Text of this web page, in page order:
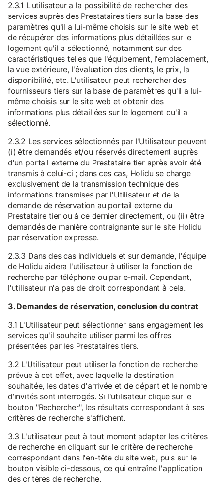
2.3.1 L'utilisateur a la possibilité de rechercher des
services auprès des Prestataires tiers sur la base des
paramètres qu'il a lui-même choisis sur le site web et
de récupérer des informations plus détaillées sur le
logement qu'il a sélectionné, notamment sur des
caractéristiques telles que l'équipement, l'emplacement,
la vue extérieure, l'évaluation des clients, le prix, la
disponibilité, etc. L'utilisateur peut rechercher des
fournisseurs tiers sur la base de paramètres qu'il a lui-
même choisis sur le site web et obtenir des
informations plus détaillées sur le logement qu'il a
sélectionné.
2.3.2 Les services sélectionnés par l'Utilisateur peuvent
(i) être demandés et/ou réservés directement auprès
d'un portail externe du Prestataire tier après avoir été
transmis à celui-ci ; dans ces cas, Holidu se charge
exclusivement de la transmission technique des
informations transmises par l'Utilisateur et de la
demande de réservation au portail externe du
Prestataire tier ou à ce dernier directement, ou (ii) être
demandés de manière contraignante sur le site Holidu
par réservation expresse.
2.3.3 Dans des cas individuels et sur demande, l'équipe
de Holidu aidera l'utilisateur à utiliser la fonction de
recherche par téléphone ou par e-mail. Cependant,
l'utilisateur n'a pas de droit correspondant à cela.
3. Demandes de réservation, conclusion du contrat
3.1 L'Utilisateur peut sélectionner sans engagement les
services qu'il souhaite utiliser parmi les offres
présentées par les Prestataires tiers.
3.2 L'Utilisateur peut utiliser la fonction de recherche
prévue à cet effet, avec laquelle la destination
souhaitée, les dates d'arrivée et de départ et le nombre
d'invités sont interrogés. Si l'utilisateur clique sur le
bouton "Rechercher", les résultats correspondant à ses
critères de recherche s'affichent.
3.3 L'utilisateur peut à tout moment adapter les critères
de recherche en cliquant sur le critère de recherche
correspondant dans l'en-tête du site web, puis sur le
bouton visible ci-dessous, ce qui entraîne l'application
des critères de recherche.